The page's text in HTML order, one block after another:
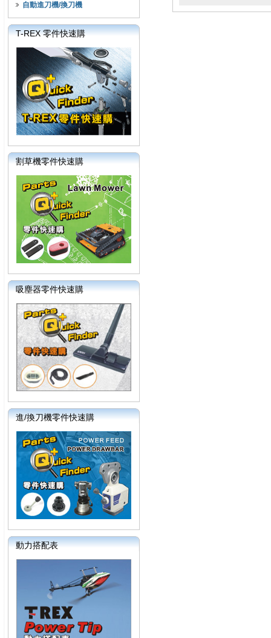
自動進刀機/換刀機
T-REX 零件快速購
割草機零件快速購
吸塵器零件快速購
進/換刀機零件快速購
動力搭配表